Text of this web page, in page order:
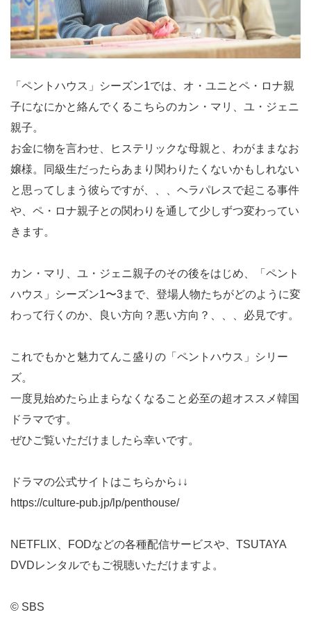
「ペントハウス」シーズン1では、オ・ユニとペ・ロナ親
子になにかと絡んでくるこちらのカン・マリ、ユ・ジェニ
親子。
お金に物を言わせ、ヒステリックな母親と、わがままなお
嬢様。同級生だったらあまり関わりたくないかもしれない
と思ってしまう彼らですが、、、ヘラパレスで起こる事件
や、ペ・ロナ親子との関わりを通して少しずつ変わってい
きます。
カン・マリ、ユ・ジェニ親子のその後をはじめ、「ペント
ハウス」シーズン1〜3まで、登場人物たちがどのように変
わって行くのか、良い方向？悪い方向？、、、必見です。
これでもかと魅力てんこ盛りの「ペントハウス」シリー
ズ。
一度見始めたら止まらなくなること必至の超オススメ韓国
ドラマです。
ぜひご覧いただけましたら幸いです。
ドラマの公式サイトはこちらから↓↓
https://culture-pub.jp/lp/penthouse/
NETFLIX、FODなどの各種配信サービスや、TSUTAYA
DVDレンタルでもご視聴いただけますよ。
© SBS